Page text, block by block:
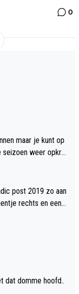
0
maar je kunt op
seizoen weer opkra
vermoed ik
omdat Ouazane on
post 2019 zo aan
rechts en een l
dat domme hoofd..